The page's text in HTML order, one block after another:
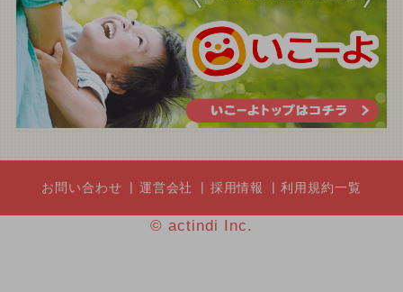
お問い合わせ 運営会社 採用情報 利用規約一覧
© actindi Inc.